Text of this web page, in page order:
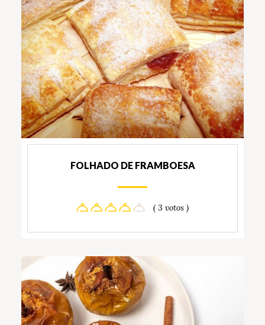
FOLHADO DE FRAMBOESA
( 3 votos )